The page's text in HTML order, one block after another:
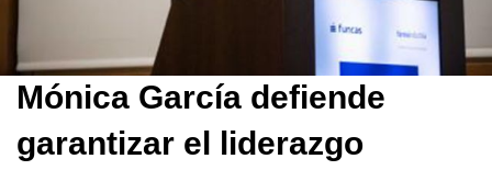
Mónica García defiende
garantizar el liderazgo